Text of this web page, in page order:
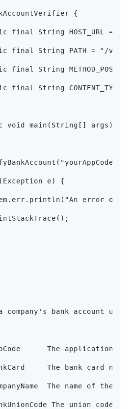
{
final String HOST_URL =
final String PATH = "/v1/
final String METHOD_POST =
final String CONTENT_TYPE
void main(String[] args) {
e) {
error
company's bank account
The application
The bank card
The name of the
The union code of